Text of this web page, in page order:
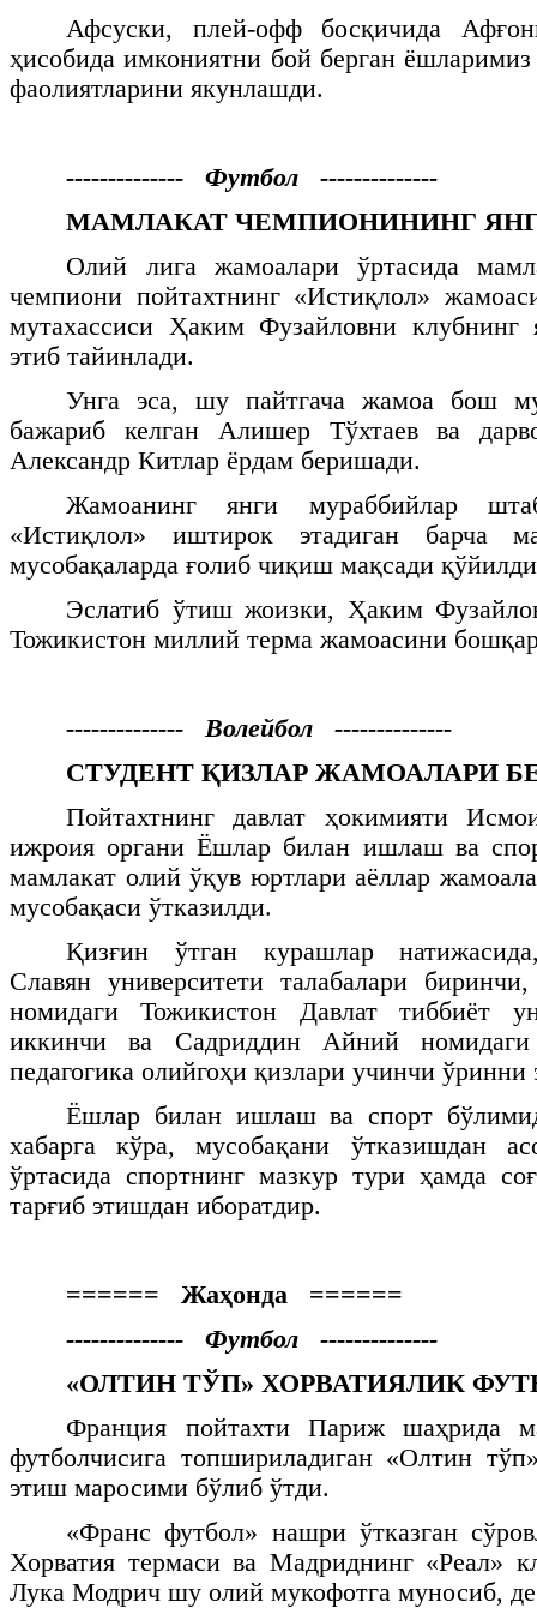
Афсуски, плей-офф босқичида
ҳисобида имкониятни бой берган
фаолиятларини якунлашди.
-------------- Футбол --------------
МАМЛАКАТ ЧЕМПИОНИНИНГ
Олий лига жамоалари ўртасида
чемпиони пойтахтнинг «Истиқлол»
мутахассиси Ҳаким Фузайловни
этиб тайинлади.
Унга эса, шу пайтгача жамоа бош
бажариб келган Алишер Тўхтаев ва
Александр Китлар ёрдам беришади.
Жамоанинг янги мураббийлар
«Истиқлол» иштирок этадиган барча
мусобақаларда ғолиб чиқиш мақсади
Эслатиб ўтиш жоизки, Ҳаким
Тожикистон миллий терма жамоасини
-------------- Волейбол --------------
СТУДЕНТ ҚИЗЛАР ЖАМОАЛАРИ
Пойтахтнинг давлат ҳокимияти
ижроия органи Ёшлар билан ишлаш ва
мамлакат олий ўқув юртлари аёллар
мусобақаси ўтказилди.
Қизғин ўтган курашлар
Славян университети талабалари
номидаги Тожикистон Давлат тиббиёт
иккинчи ва Садриддин Айний номидаги
педагогика олийгоҳи қизлари учинчи ўринни
Ёшлар билан ишлаш ва спорт
хабарга кўра, мусобақани ўтказишдан
ўртасида спортнинг мазкур тури ҳамда
тарғиб этишдан иборатдир.
====== Жаҳонда ======
-------------- Футбол --------------
«ОЛТИН ТЎП» ХОРВАТИЯЛИК
Франция пойтахти Париж шаҳрида
футболчисига топшириладиган «Олтин
этиш маросими бўлиб ўтди.
«Франс футбол» нашри ўтказган
Хорватия термаси ва Мадриднинг «Реал»
Лука Модрич шу олий мукофотга муносиб,